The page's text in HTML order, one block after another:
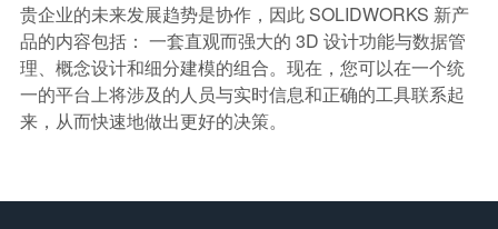
贵企业的未来发展趋势是协作，因此 SOLIDWORKS 新产
品的内容包括： 一套直观而强大的 3D 设计功能与数据管
理、概念设计和细分建模的组合。现在，您可以在一个统
一的平台上将涉及的人员与实时信息和正确的工具联系起
来，从而快速地做出更好的决策。